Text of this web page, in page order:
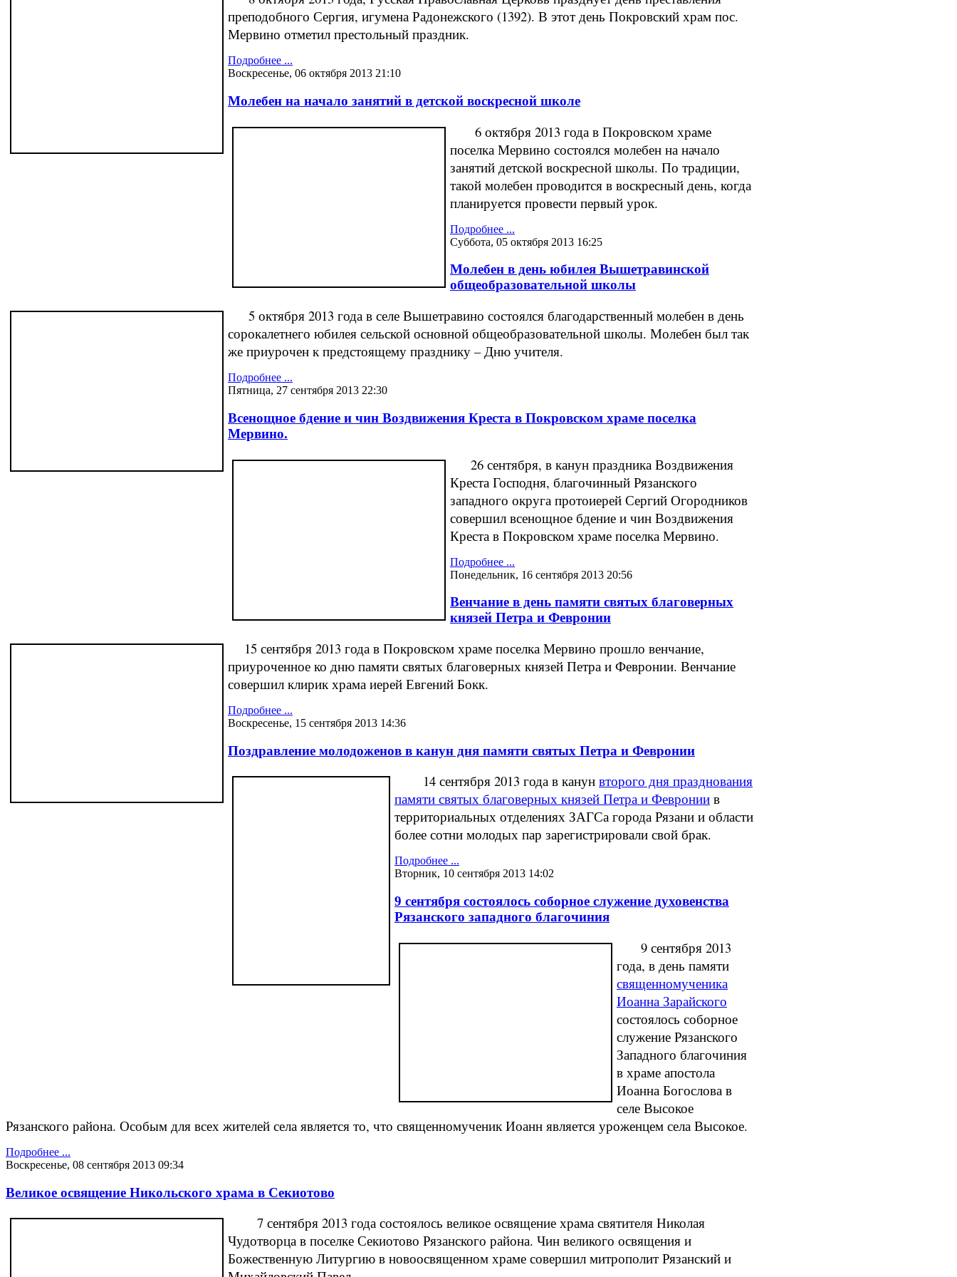
преподобного Сергия, игумена Радонежского (1392). В этот день Покровский храм пос.
Мервино отметил престольный праздник.
Подробнее ...
Воскресенье, 06 октября 2013 21:10
Молебен на начало занятий в детской воскресной школе
6 октября 2013 года в Покровском храме
поселка Мервино состоялся молебен на начало
занятий детской воскресной школы. По традиции,
такой молебен проводится в воскресный день, когда
планируется провести первый урок.
Подробнее ...
Суббота, 05 октября 2013 16:25
Молебен в день юбилея Вышетравинской
общеобразовательной школы
5 октября 2013 года в селе Вышетравино состоялся благодарственный молебен в день
сорокалетнего юбилея сельской основной общеобразовательной школы. Молебен был так
же приурочен к предстоящему празднику – Дню учителя.
Подробнее ...
Пятница, 27 сентября 2013 22:30
Всенощное бдение и чин Воздвижения Креста в Покровском храме поселка
Мервино.
26 сентября, в канун праздника Воздвижения
Креста Господня, благочинный Рязанского
западного округа протоиерей Сергий Огородников
совершил всенощное бдение и чин Воздвижения
Креста в Покровском храме поселка Мервино.
Подробнее ...
Понедельник, 16 сентября 2013 20:56
Венчание в день памяти святых благоверных
князей Петра и Февронии
15 сентября 2013 года в Покровском храме поселка Мервино прошло венчание,
приуроченное ко дню памяти святых благоверных князей Петра и Февронии. Венчание
совершил клирик храма иерей Евгений Бокк.
Подробнее ...
Воскресенье, 15 сентября 2013 14:36
Поздравление молодоженов в канун дня памяти святых Петра и Февронии
14 сентября 2013 года в канун второго дня празднования
памяти святых благоверных князей Петра и Февронии в
территориальных отделениях ЗАГСа города Рязани и области
более сотни молодых пар зарегистрировали свой брак.
Подробнее ...
Вторник, 10 сентября 2013 14:02
9 сентября состоялось соборное служение духовенства
Рязанского западного благочиния
9 сентября 2013
года, в день памяти
священномученика
Иоанна Зарайского
состоялось соборное
служение Рязанского
Западного благочиния
в храме апостола
Иоанна Богослова в
селе Высокое
Рязанского района. Особым для всех жителей села является то, что священномученик Иоанн является уроженцем села Высокое.
Подробнее ...
Воскресенье, 08 сентября 2013 09:34
Великое освящение Никольского храма в Секиотово
7 сентября 2013 года состоялось великое освящение храма святителя Николая
Чудотворца в поселке Секиотово Рязанского района. Чин великого освящения и
Божественную Литургию в новоосвященном храме совершил митрополит Рязанский и